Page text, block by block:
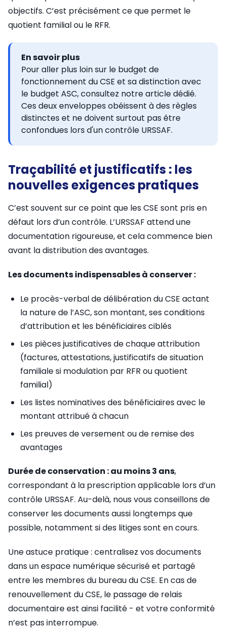
objectifs. C’est précisément ce que permet le
quotient familial ou le RFR.
En savoir plus
Pour aller plus loin sur le budget de
fonctionnement du CSE et sa distinction avec
le budget ASC, consultez notre article dédié.
Ces deux enveloppes obéissent à des règles
distinctes et ne doivent surtout pas être
confondues lors d'un contrôle URSSAF.
Traçabilité et justificatifs : les
nouvelles exigences pratiques
C’est souvent sur ce point que les CSE sont pris en
défaut lors d’un contrôle. L’URSSAF attend une
documentation rigoureuse, et cela commence bien
avant la distribution des avantages.
Les documents indispensables à conserver :
Le procès-verbal de délibération du CSE actant
la nature de l’ASC, son montant, ses conditions
d’attribution et les bénéficiaires ciblés
Les pièces justificatives de chaque attribution
(factures, attestations, justificatifs de situation
familiale si modulation par RFR ou quotient
familial)
Les listes nominatives des bénéficiaires avec le
montant attribué à chacun
Les preuves de versement ou de remise des
avantages
Durée de conservation : au moins 3 ans,
correspondant à la prescription applicable lors d’un
contrôle URSSAF. Au-delà, nous vous conseillons de
conserver les documents aussi longtemps que
possible, notamment si des litiges sont en cours.
Une astuce pratique : centralisez vos documents
dans un espace numérique sécurisé et partagé
entre les membres du bureau du CSE. En cas de
renouvellement du CSE, le passage de relais
documentaire est ainsi facilité - et votre conformité
n’est pas interrompue.